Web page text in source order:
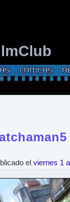
el viernes 1